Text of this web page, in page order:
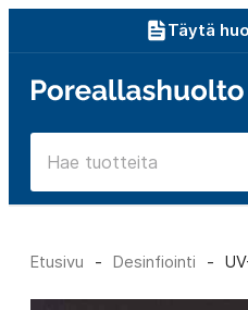
sisältöön
Täytä
Poreallashuolto
Etusivu - Desinfiointi -